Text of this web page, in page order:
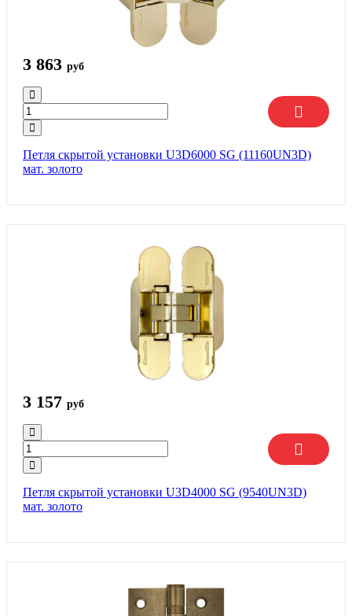
3 863 руб
Петля скрытой установки U3D6000 SG (11160UN3D)
мат. золото
3 157 руб
Петля скрытой установки U3D4000 SG (9540UN3D)
мат. золото